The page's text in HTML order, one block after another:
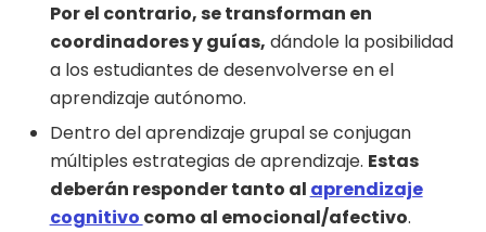
Por el contrario, se transforman en
coordinadores y guías, dándole la posibilidad
a los estudiantes de desenvolverse en el
aprendizaje autónomo.
Dentro del aprendizaje grupal se conjugan
múltiples estrategias de aprendizaje. Estas
deberán responder tanto al aprendizaje
cognitivo como al emocional/afectivo.